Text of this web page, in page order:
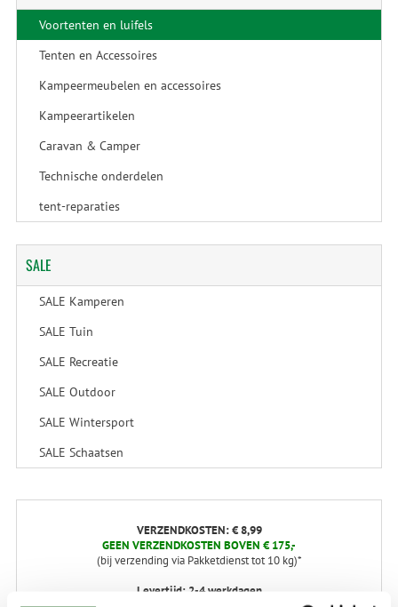
Voortenten en luifels
Tenten en Accessoires
Kampeermeubelen en accessoires
Kampeerartikelen
Caravan & Camper
Technische onderdelen
tent-reparaties
SALE
SALE Kamperen
SALE Tuin
SALE Recreatie
SALE Outdoor
SALE Wintersport
SALE Schaatsen
VERZENDKOSTEN: € 8,99
GEEN VERZENDKOSTEN BOVEN € 175,-
(bij verzending via Pakketdienst tot 10 kg)*
Levertijd: 2-4 werkdagen